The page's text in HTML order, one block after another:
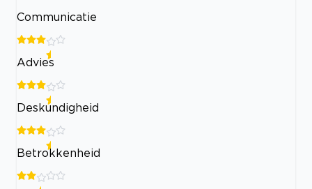
Communicatie
Advies
Deskundigheid
Betrokkenheid